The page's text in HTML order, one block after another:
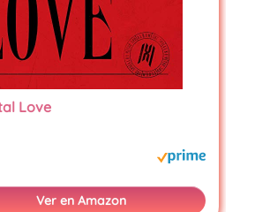
Love
Ver en Amazon